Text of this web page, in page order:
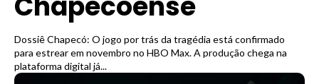
Dossiê Chapecó: O jogo por trás da tragédia está confirmado
para estrear em novembro no HBO Max. A produção chega na
plataforma digital já...